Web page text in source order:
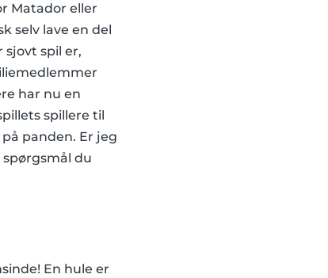
Matador eller
selv lave en del
sjovt spil er,
har nu en
spillere til
panden. Er jeg
spørgsmål du
En hule er